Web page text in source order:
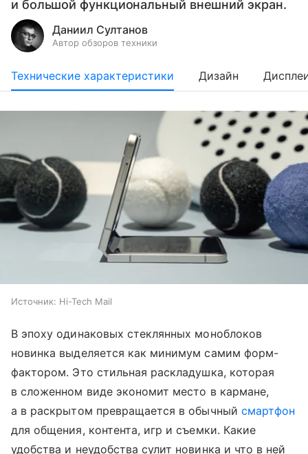
и большой функциональный внешний экран.
Даниил Султанов
Автор обзоров техники
Технические характеристики Дизайн
Источник: Hi-Tech Mail
В эпоху одинаковых стеклянных моноблоков
новинка выделяется как минимум самим форм-
фактором. Это стильная раскладушка, которая
в сложенном виде экономит место в кармане,
а в раскрытом превращается в обычный смартфон
для общения, контента, игр и съемки. Какие
удобства и неудобства сулит новинка и что в ней